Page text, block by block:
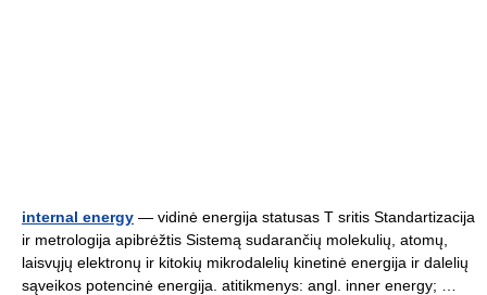
internal energy — vidinė energija statusas T sritis Standartizacija
ir metrologija apibrėžtis Sistemą sudarančių molekulių, atomų,
laisvųjų elektronų ir kitokių mikrodalelių kinetinė energija ir dalelių
sąveikos potencinė energija. atitikmenys: angl. inner energy; …